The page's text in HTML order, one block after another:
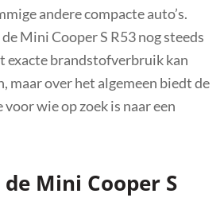
andere compacte auto’s.
Mini Cooper S R53 nog steeds
exacte brandstofverbruik kan
maar over het algemeen biedt de
wie op zoek is naar een
Mini Cooper S